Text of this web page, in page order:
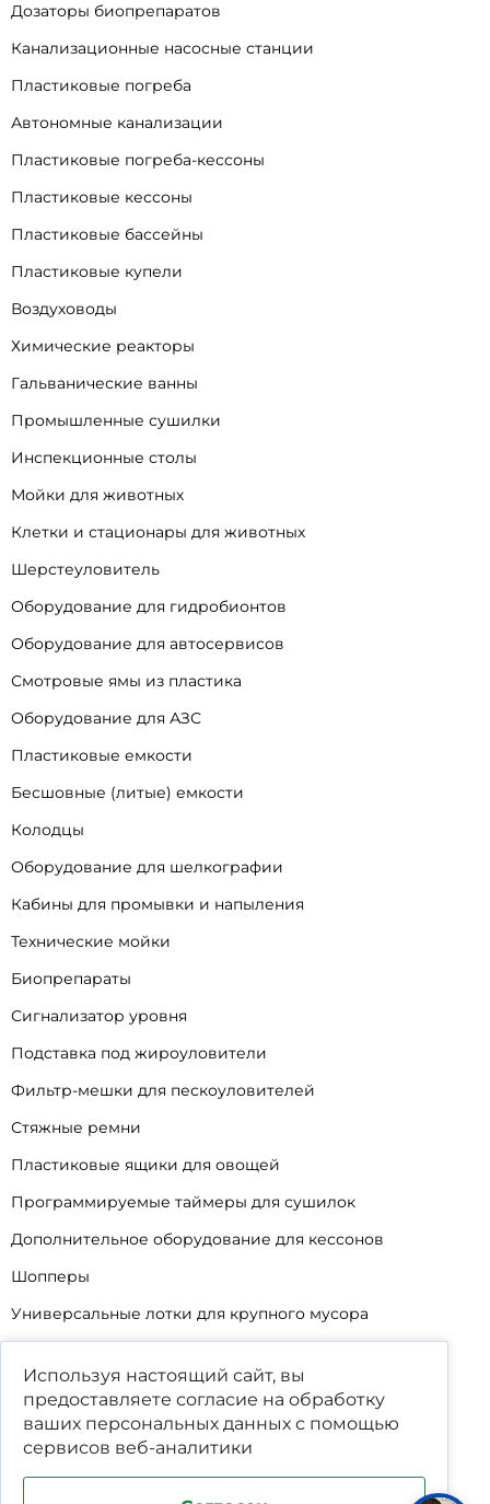
Дозаторы биопрепаратов
Канализационные насосные станции
Пластиковые погреба
Автономные канализации
Пластиковые погреба-кессоны
Пластиковые кессоны
Пластиковые бассейны
Пластиковые купели
Воздуховоды
Химические реакторы
Гальванические ванны
Промышленные сушилки
Инспекционные столы
Мойки для животных
Клетки и стационары для животных
Шерстеуловитель
Оборудование для гидробионтов
Оборудование для автосервисов
Смотровые ямы из пластика
Оборудование для АЗС
Пластиковые емкости
Бесшовные (литые) емкости
Колодцы
Оборудование для шелкографии
Кабины для промывки и напыления
Технические мойки
Биопрепараты
Сигнализатор уровня
Подставка под жироуловители
Фильтр-мешки для пескоуловителей
Стяжные ремни
Пластиковые ящики для овощей
Программируемые таймеры для сушилок
Дополнительное оборудование для кессонов
Шопперы
Универсальные лотки для крупного мусора
Уцененные товары
Используя настоящий сайт, вы
предоставляете согласие на обработку
ваших персональных данных с помощью
сервисов веб-аналитики